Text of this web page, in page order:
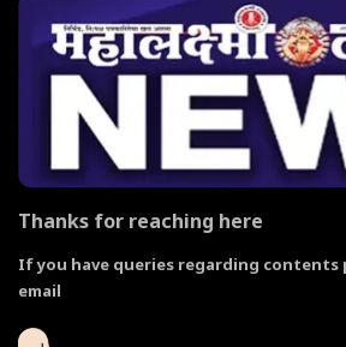
Thanks for reaching here
If you have queries regarding contents
email